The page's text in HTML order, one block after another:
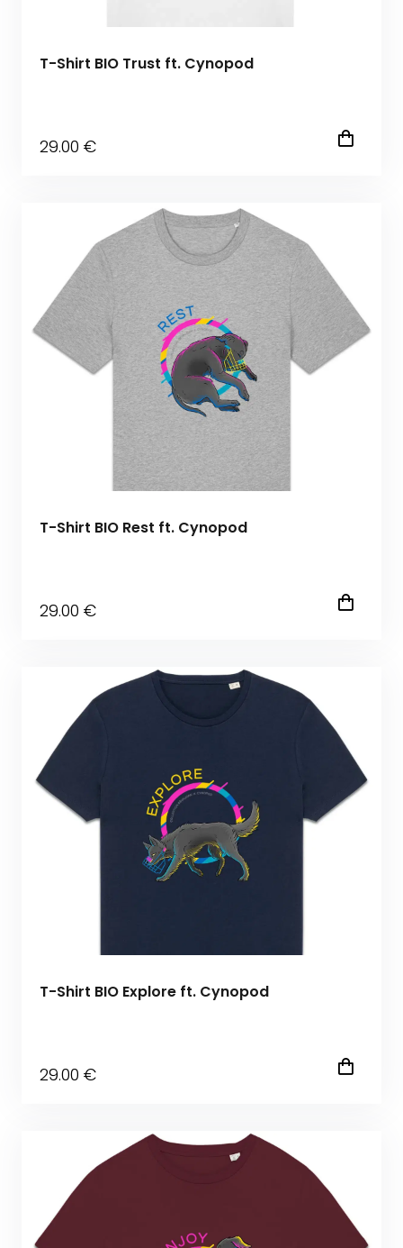
T-Shirt BIO Trust ft. Cynopod
29.00 €
T-Shirt BIO Rest ft. Cynopod
29.00 €
T-Shirt BIO Explore ft. Cynopod
29.00 €